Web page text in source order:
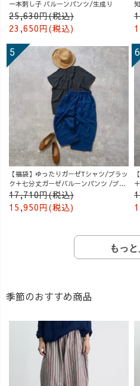
一本刺し子 バルーンパンツ/生成り
25,630円(税込)
23,650円(税込)
【福袋】ゆったりガーゼTシャツ/ブラッ
ク＋七分丈ガーゼバルーンパンツ /ブル
ー
17,710円(税込)
15,950円(税込)
ジ
もっ
季節のおすすめ商品